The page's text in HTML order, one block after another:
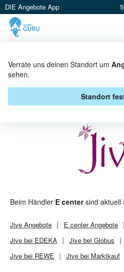
DIE Angebote App
Verrate uns deinen Standort um
sehen.
Standort
JIVE BEI E
& AKTIONEN
Beim Händler E centersind aktuell
Jive Angebote E centerAngebote
Jive bei EDEKA
Jive bei Globus
Jive bei REWE
Jive bei Marktkauf